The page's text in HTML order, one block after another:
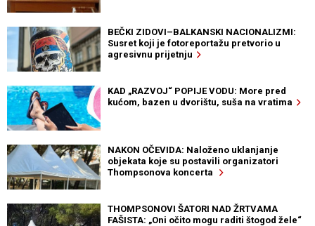
BEČKI ZIDOVI–BALKANSKI NACIONALIZMI:
Susret koji je fotoreportažu pretvorio u
agresivnu prijetnju
KAD „RAZVOJ“ POPIJE VODU: More pred
kućom, bazen u dvorištu, suša na vratima
NAKON OČEVIDA: Naloženo uklanjanje
objekata koje su postavili organizatori
Thompsonova koncerta
THOMPSONOVI ŠATORI NAD ŽRTVAMA
FAŠISTA: „Oni očito mogu raditi štogod žele“